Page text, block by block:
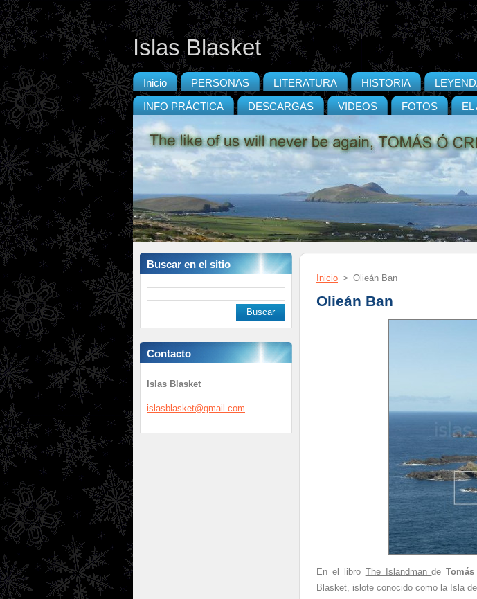
Islas Blasket
Inicio PERSONAS LITERATURA HISTORIA
INFO PRÁCTICA DESCARGAS VIDEOS FOTOS EL
Buscar en el sitio
Contacto
Islas Blasket
islasblasket@gmail.com
Inicio > Olieán Ban
Olieán Ban
En el libro The Islandmande
Blasket, islote conocido como la Isla